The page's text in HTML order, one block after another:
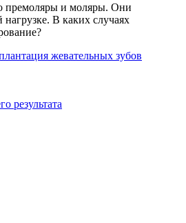
премоляры и моляры. Они
В каких случаях
жевательных зубов
результата